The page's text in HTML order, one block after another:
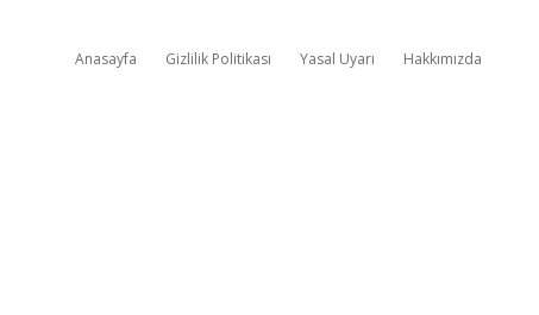
Anasayfa Gizlilik Politikası Yasal Uyarı Hakkımızda